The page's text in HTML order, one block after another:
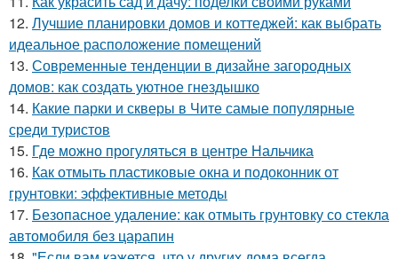
12. Лучшие планировки домов и коттеджей: как выбрать
идеальное расположение помещений
13. Современные тенденции в дизайне загородных
домов: как создать уютное гнездышко
14. Какие парки и скверы в Чите самые популярные
среди туристов
15. Где можно прогуляться в центре Нальчика
16. Как отмыть пластиковые окна и подоконник от
грунтовки: эффективные методы
17. Безопасное удаление: как отмыть грунтовку со стекла
автомобиля без царапин